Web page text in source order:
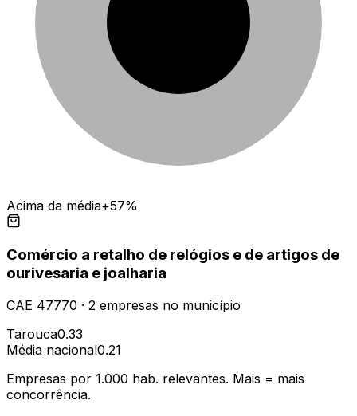
Acima da média+57%
Comércio a retalho de relógios e de artigos de
ourivesaria e joalharia
CAE 47770 · 2 empresas no município
Tarouca0.33
Média nacional0.21
Empresas por 1.000 hab. relevantes. Mais = mais
concorrência.